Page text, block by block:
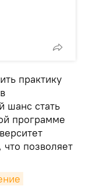
практику
шанс стать
программе
позволяет